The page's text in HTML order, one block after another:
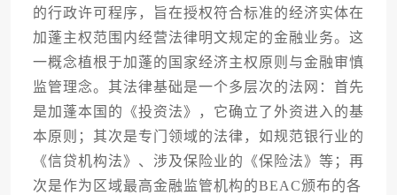
的行政许可程序，旨在授权符合标准的经济实体在
加蓬主权范围内经营法律明文规定的金融业务。这
一概念植根于加蓬的国家经济主权原则与金融审慎
监管理念。其法律基础是一个多层次的法网：首先
是加蓬本国的《投资法》，它确立了外资进入的基
本原则；其次是专门领域的法律，如规范银行业的
《信贷机构法》、涉及保险业的《保险法》等；再
次是作为区域最高金融监管机构的BEAC颁布的各